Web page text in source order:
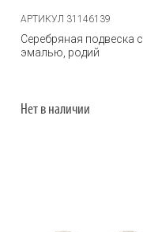
АРТИКУЛ 31146139
Серебряная подвеска с
эмалью, родий
Нет в наличии